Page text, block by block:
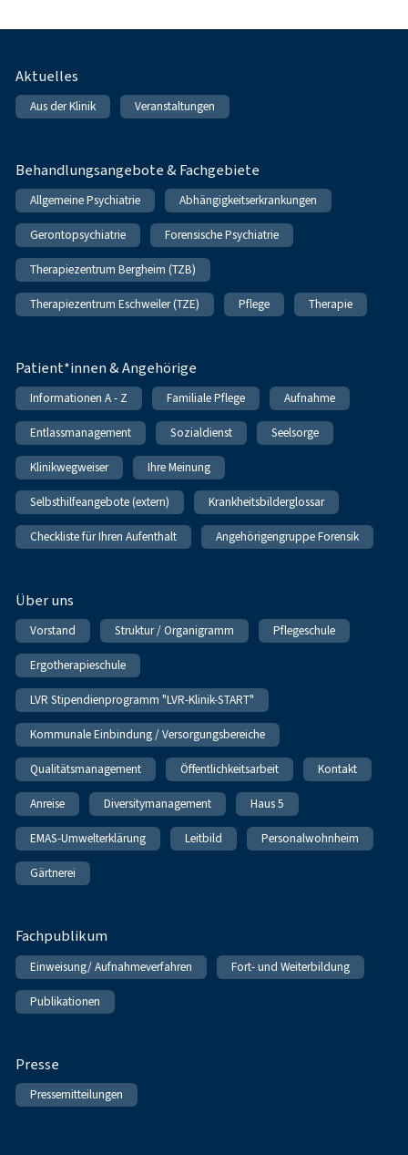
Fußnavigation
Aktuelles
Aus der Klinik Veranstaltungen
Behandlungsangebote & Fachgebiete
Allgemeine Psychiatrie Abhängigkeitserkrankungen
Gerontopsychiatrie Forensische Psychiatrie
Therapiezentrum Bergheim (TZB)
Therapiezentrum Eschweiler (TZE) Pflege Therapie
Patient*innen & Angehörige
Informationen A - Z Familiale Pflege Aufnahme
Entlassmanagement Sozialdienst Seelsorge
Klinikwegweiser Ihre Meinung
Selbsthilfeangebote (extern) Krankheitsbilderglossar
Checkliste für Ihren Aufenthalt Angehörigengruppe Forensik
Über uns
Vorstand Struktur / Organigramm Pflegeschule
Ergotherapieschule
LVR Stipendienprogramm "LVR-Klinik-START"
Kommunale Einbindung / Versorgungsbereiche
Qualitätsmanagement Öffentlichkeitsarbeit Kontakt
Anreise Diversitymanagement Haus 5
EMAS-Umwelterklärung Leitbild Personalwohnheim
Gärtnerei
Fachpublikum
Einweisung/ Aufnahmeverfahren Fort- und Weiterbildung
Publikationen
Presse
Pressemitteilungen